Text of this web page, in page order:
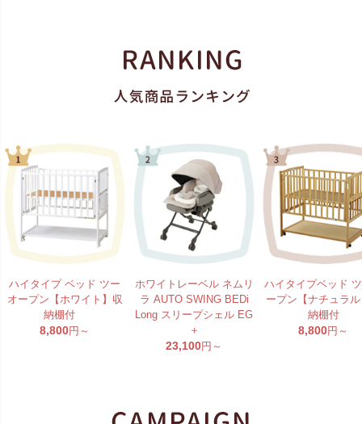
ハイタイプ ベッド ツー
オープン【ホワイト】収
納棚付
8,800円～
ホワイトレーベル ネムリ
ラ AUTO SWING BEDi
Long スリープシェル EG
＋
23,100円～
ハイタイプベッド
ープン【ナチュラ
納棚付
8,800円～